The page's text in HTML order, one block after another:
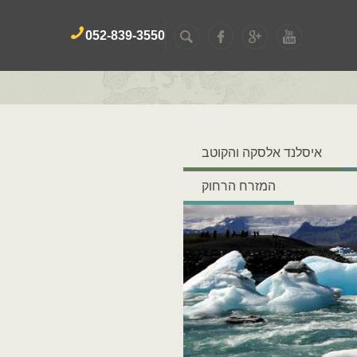
052-839-3550
איסלנד אלסקה והקוטב
המזרח הרחוק